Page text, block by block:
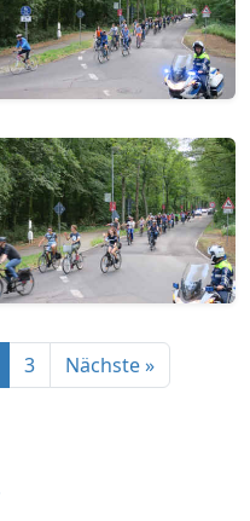
3 Nächste »